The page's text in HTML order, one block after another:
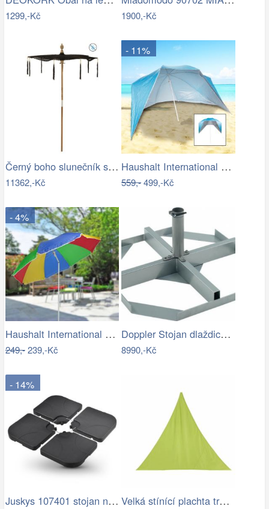
1299,-Kč 1900,-Kč
Černý boho slunečník s dřevěnou tyčí a…
11362,-Kč
- 11%
Haushalt International Plážový…
559,-499,-Kč
- 4%
Haushalt International Slunečník duhový…
249,-239,-Kč
Doppler Stojan dlaždicový pro slun.…
8990,-Kč
- 14%
Juskys 107401 stojan na slunčeník černý… Velká stínící plachta trojcípá 4m